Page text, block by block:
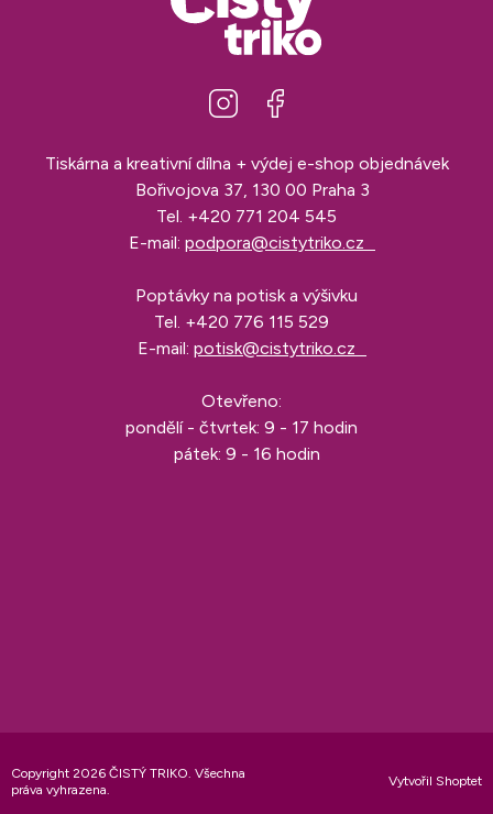
Tiskárna a kreativní dílna + výdej e-shop objednávek
Bořivojova 37, 130 00 Praha 3
Tel. +420 771 204 545
E-mail: podpora@cistytriko.cz
Poptávky na potisk a výšivku
Tel. +420 776 115 529
E-mail: potisk@cistytriko.cz
Otevřeno:
pondělí - čtvrtek: 9 - 17 hodin
pátek: 9 - 16 hodin
Vytvořil Shoptet
Copyright 2026 ČISTÝ TRIKO. Všechna
práva vyhrazena.